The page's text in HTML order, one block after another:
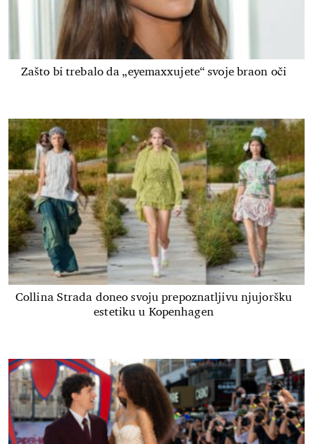
Zašto bi trebalo da „eyemaxxujete“ svoje braon oči
Collina Strada doneo svoju prepoznatljivu njujoršku
estetiku u Kopenhagen